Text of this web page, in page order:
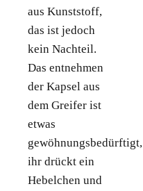
aus Kunststoff,
das ist jedoch
kein Nachteil.
Das entnehmen
der Kapsel aus
dem Greifer ist
etwas
gewöhnungsbedürftigt,
ihr drückt ein
Hebelchen und